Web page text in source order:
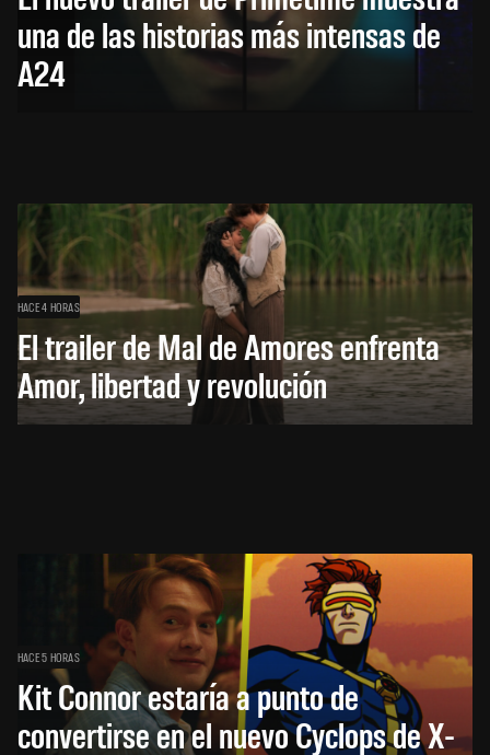
una de las historias más intensas de
A24
HACE 4 HORAS
El trailer de Mal de Amores enfrenta
Amor, libertad y revolución
HACE 5 HORAS
Kit Connor estaría a punto de
convertirse en el nuevo Cyclops de X-